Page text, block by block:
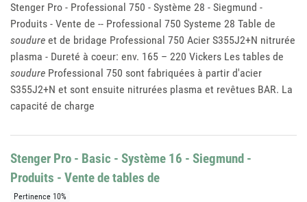
Stenger Pro - Professional 750 - Système 28 - Siegmund -
Produits - Vente de -- Professional 750 Systeme 28 Table de
soudure et de bridage Professional 750 Acier S355J2+N nitrurée
plasma - Dureté à coeur: env. 165 – 220 Vickers Les tables de
soudure Professional 750 sont fabriquées à partir d'acier
S355J2+N et sont ensuite nitrurées plasma et revêtues BAR. La
capacité de charge
Stenger Pro - Basic - Système 16 - Siegmund -
Produits - Vente de tables de
Pertinence 10%